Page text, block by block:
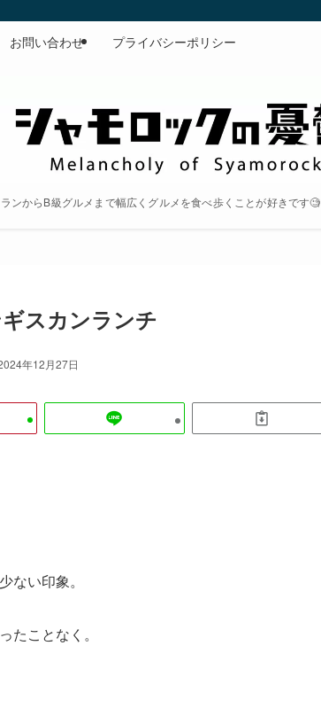
ンからB級グルメまで幅広くグルメを食べ歩くことが好きです🧐
お問い合わせ プライバシーポリシー
スカンランチ
年12月27日
ない印象。
ことなく。